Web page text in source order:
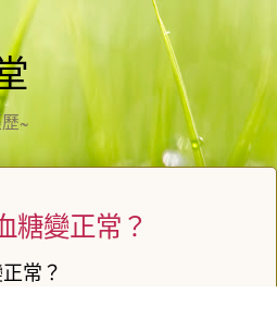
~
糖變正常？
常？